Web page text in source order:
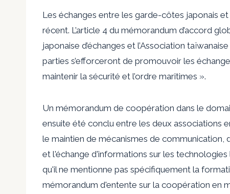
Les échanges entre les garde-côtes japonais
récent. L’article 4 du mémorandum d’accord
japonaise d’échanges et l’Association
parties s’efforceront de promouvoir les
maintenir la sécurité et l’ordre maritimes ».
Un mémorandum de coopération dans le
ensuite été conclu entre les deux associations
le maintien de mécanismes de communication,
et l'échange d'informations sur les
qu'il ne mentionne pas spécifiquement la
mémorandum d'entente sur la coopération en